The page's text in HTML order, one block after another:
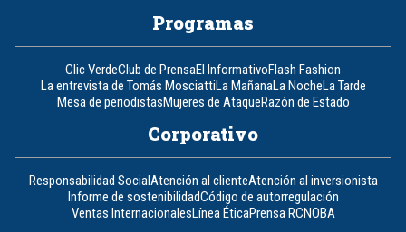
Programas
Clic VerdeClub de PrensaEl InformativoFlash Fashion
La entrevista de Tomás MosciattiLa MañanaLa NocheLa Tarde
Mesa de periodistasMujeres de AtaqueRazón de Estado
Corporativo
Responsabilidad SocialAtención al clienteAtención al inversionista
Informe de sostenibilidadCódigo de autorregulación
Ventas InternacionalesLínea ÉticaPrensa RCNOBA